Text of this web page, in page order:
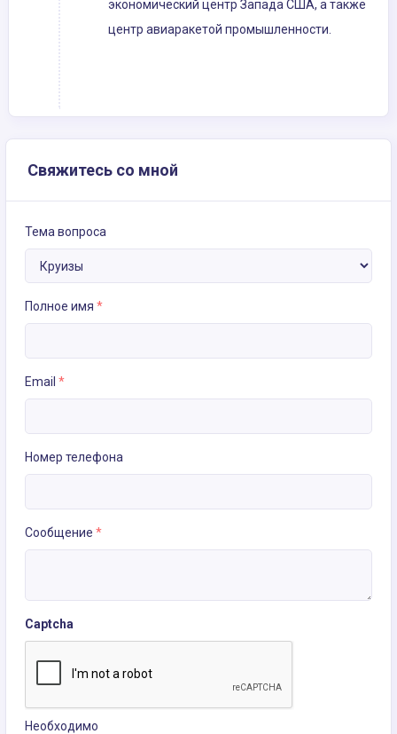
экономический центр Запада США, а также
центр авиаракетой промышленности.
Свяжитесь со мной
Тема вопроса
Полное имя *
Email *
Номер телефона
Сообщение *
Captcha
Необходимо